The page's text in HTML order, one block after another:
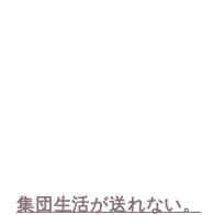
集団生活が送れない。